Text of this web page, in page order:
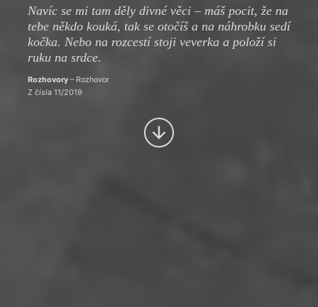
Rozhovory
Dokument
Výroční ceny
Navíc se mi tam děly divné věci – máš pocit, že na
tebe někdo kouká, tak se otočíš a na náhrobku sedí
kočka. Nebo na rozcestí stoji veverka a položí si
ruku na srdce.
Rozhovory– Rozhovor
Z čísla 11/2019